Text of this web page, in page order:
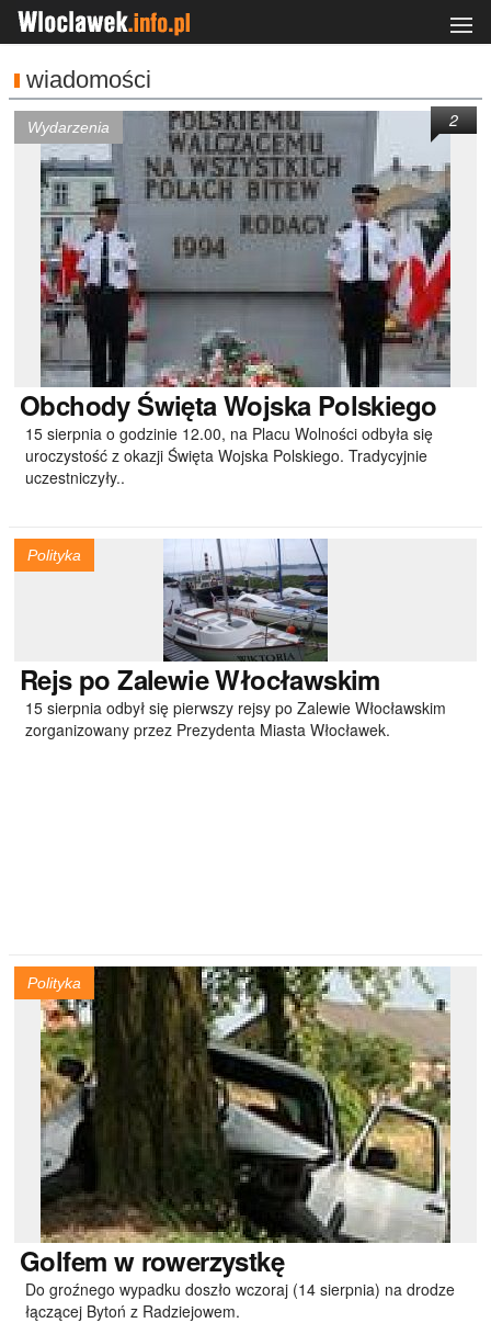
wiadomości
Wydarzenia
ObchodyŚwięta Wojska Polskiego
15 sierpnia o godzinie 12.00, na Placu Wolności odbyła się
uroczystość z okazji Święta Wojska Polskiego. Tradycyjnie
uczestniczyły..
2
Polityka
Rejspo Zalewie Włocławskim
15 sierpnia odbył się pierwszy rejsy po Zalewie Włocławskim
zorganizowany przez Prezydenta Miasta Włocławek.
Polityka
Golfem w rowerzystkę
Do groźnego wypadku doszło wczoraj (14 sierpnia) na drodze
łączącej Bytoń z Radziejowem.